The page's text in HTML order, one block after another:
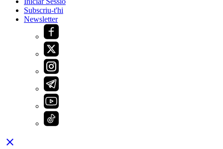
Subscriu-t'hi
Newsletter
close